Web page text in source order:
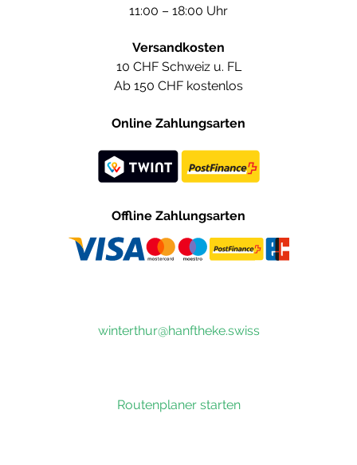
11:00 – 18:00 Uhr
Versandkosten
10 CHF Schweiz u. FL
Ab 150 CHF kostenlos
Online Zahlungsarten
Offline Zahlungsarten
winterthur@hanftheke.swiss
Routenplaner starten